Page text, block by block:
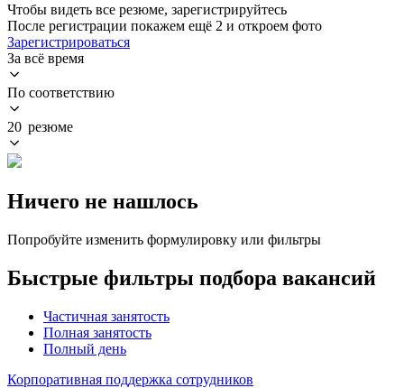
Чтобы видеть все резюме, зарегистрируйтесь
После регистрации покажем ещё 2 и откроем фото
Зарегистрироваться
За всё время
По соответствию
20 резюме
Ничего не нашлось
Попробуйте изменить формулировку или фильтры
Быстрые фильтры подбора вакансий
Частичная занятость
Полная занятость
Полный день
Корпоративная поддержка сотрудников